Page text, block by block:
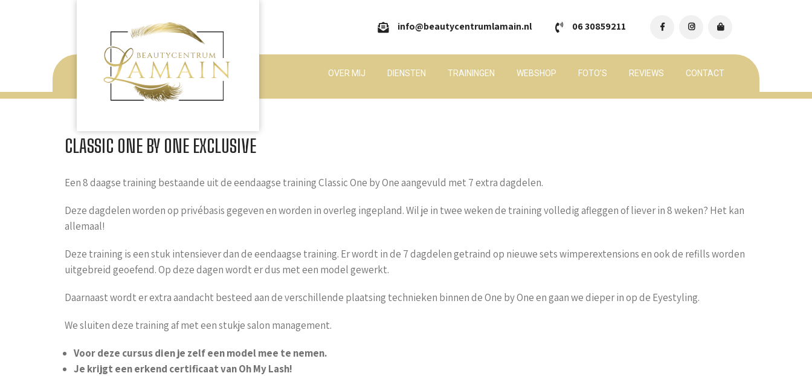
info@beautycentrumlamain.nl 06 30859211
OVER MIJ DIENSTEN TRAININGEN WEBSHOP FOTO’S REVIEWS CONTACT
CLASSIC ONE BY ONE EXCLUSIVE
Een 8 daagse training bestaande uit de eendaagse training Classic One by One aangevuld met 7 extra dagdelen.
Deze dagdelen worden op privébasis gegeven en worden in overleg ingepland. Wil je in twee weken de training volledig afleggen of liever in 8 weken? Het kan
allemaal!
Deze training is een stuk intensiever dan de eendaagse training. Er wordt in de 7 dagdelen getraind op nieuwe sets wimperextensions en ook de refills worden
uitgebreid geoefend. Op deze dagen wordt er dus met een model gewerkt.
Daarnaast wordt er extra aandacht besteed aan de verschillende plaatsing technieken binnen de One by One en gaan we dieper in op de Eyestyling.
We sluiten deze training af met een stukje salon management.
Voor deze cursus dien je zelf een model mee te nemen.
Je krijgt een erkend certificaat van Oh My Lash!